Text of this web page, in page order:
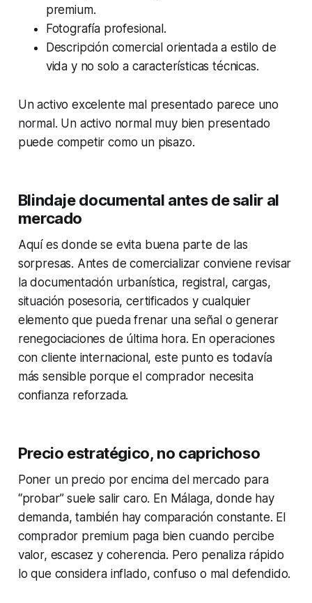
premium.
Fotografía profesional.
Descripción comercial orientada a estilo de
vida y no solo a características técnicas.
Un activo excelente mal presentado parece uno
normal. Un activo normal muy bien presentado
puede competir como un pisazo.
Blindaje documental antes de salir al
mercado
Aquí es donde se evita buena parte de las
sorpresas. Antes de comercializar conviene revisar
la documentación urbanística, registral, cargas,
situación posesoria, certificados y cualquier
elemento que pueda frenar una señal o generar
renegociaciones de última hora. En operaciones
con cliente internacional, este punto es todavía
más sensible porque el comprador necesita
confianza reforzada.
Precio estratégico, no caprichoso
Poner un precio por encima del mercado para
“probar” suele salir caro. En Málaga, donde hay
demanda, también hay comparación constante. El
comprador premium paga bien cuando percibe
valor, escasez y coherencia. Pero penaliza rápido
lo que considera inflado, confuso o mal defendido.